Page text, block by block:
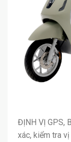
ĐỊNH VỊ GPS,
xác, kiểm tra